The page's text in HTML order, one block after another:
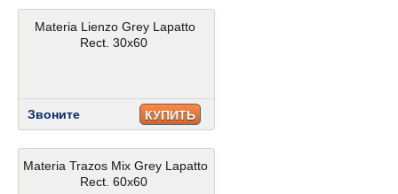
Materia Lienzo Grey Lapatto
Rect. 30x60
Звоните КУПИТЬ
Materia Trazos Mix Grey Lapatto
Rect. 60x60